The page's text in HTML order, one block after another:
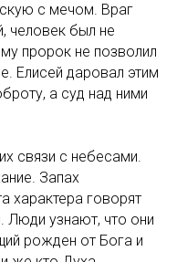
с мечом. Враг
человек был не
пророк не позволил
Елисей даровал этим
а суд над ними
связи с небесами.
Запах
характера говорят
Люди узнают, что они
рожден от Бога и